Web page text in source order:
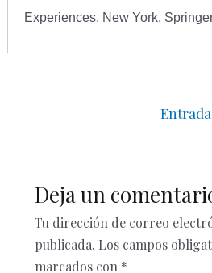
Experiences, New York,
Deja un
Tu dirección de correo
publicada. Los campos
marcados con *